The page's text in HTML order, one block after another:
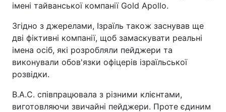
імені тайванської компанії Gold Apollo.
Згідно з джерелами, Ізраїль також заснував ще
дві фіктивні компанії, щоб замаскувати реальні
імена осіб, які розробляли пейджери та
виконували обов'язки офіцерів ізраїльської
розвідки.
B.A.C. співпрацювала з різними клієнтами,
виготовляючи звичайні пейджери. Проте єдиним